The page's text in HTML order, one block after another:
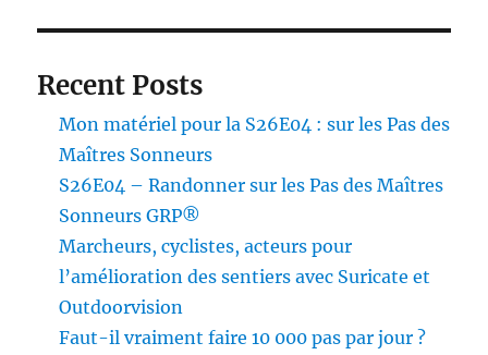
Recent Posts
Mon matériel pour la S26E04 : sur les Pas des
Maîtres Sonneurs
S26E04 – Randonner sur les Pas des Maîtres
Sonneurs GRP®
Marcheurs, cyclistes, acteurs pour
l’amélioration des sentiers avec Suricate et
Outdoorvision
Faut-il vraiment faire 10 000 pas par jour ?